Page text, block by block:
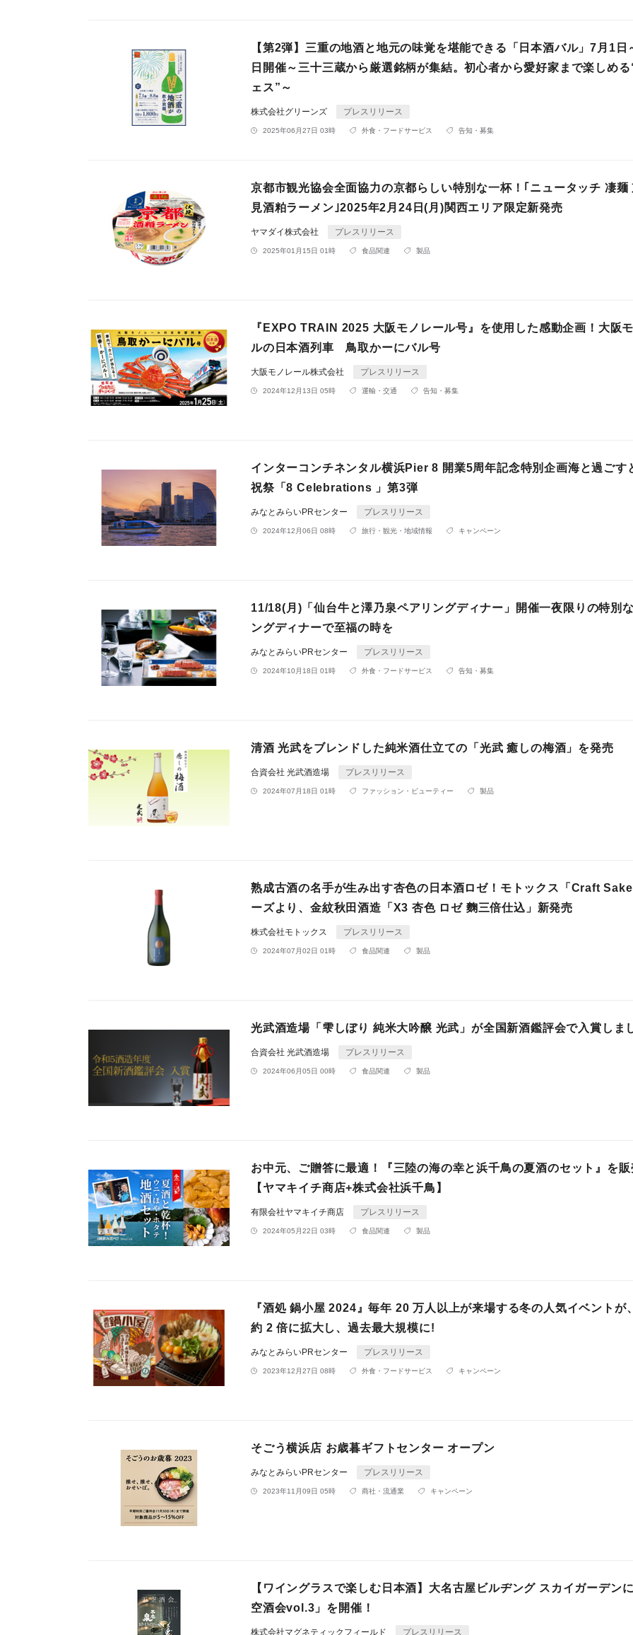
【第2弾】三重の地酒と地元の味覚を堪能できる「日本酒バル」7月1日
日開催～三十三蔵から厳選銘柄が集結。初心者から愛好家まで楽しめ
ェス”～
株式会社グリーンズ プレスリリース
2025年06月27日 03時 外食・フードサービス 告知・募集
京都市観光協会全面協力の京都らしい特別な一杯！｢ニュータッチ 凄麺
見酒粕ラーメン｣2025年2月24日(月)関西エリア限定新発売
ヤマダイ株式会社 プレスリリース
2025年01月15日 01時 食品関連 製品
『EXPO TRAIN 2025 大阪モノレール号』を使用した感動企画！大阪
ルの日本酒列車 鳥取かーにバル号
大阪モノレール株式会社 プレスリリース
2024年12月13日 05時 運輸・交通 告知・募集
インターコンチネンタル横浜Pier 8 開業5周年記念特別企画海と過ごす
祝祭「8 Celebrations 」第3弾
みなとみらいPRセンター プレスリリース
2024年12月06日 08時 旅行・観光・地域情報 キャンペーン
11/18(月)「仙台牛と澤乃泉ペアリングディナー」開催一夜限りの特別
ングディナーで至福の時を
みなとみらいPRセンター プレスリリース
2024年10月18日 01時 外食・フードサービス 告知・募集
清酒 光武をブレンドした純米酒仕立ての「光武 癒しの梅酒」を発売
合資会社 光武酒造場 プレスリリース
2024年07月18日 01時 ファッション・ビューティー 製品
熟成古酒の名手が生み出す杏色の日本酒ロゼ！モトックス「Craft
ーズより、金紋秋田酒造「X3 杏色 ロゼ 麴三倍仕込」新発売
株式会社モトックス プレスリリース
2024年07月02日 01時 食品関連 製品
光武酒造場「雫しぼり 純米大吟醸 光武」が全国新酒鑑評会で入賞しま
合資会社 光武酒造場 プレスリリース
2024年06月05日 00時 食品関連 製品
お中元、ご贈答に最適！『三陸の海の幸と浜千鳥の夏酒のセット』を
【ヤマキイチ商店+株式会社浜千鳥】
有限会社ヤマキイチ商店 プレスリリース
2024年05月22日 03時 食品関連 製品
『酒処 鍋小屋 2024』毎年 20 万人以上が来場する冬の人気イベントが
約 2 倍に拡大し、過去最大規模に!
みなとみらいPRセンター プレスリリース
2023年12月27日 08時 外食・フードサービス キャンペーン
そごう横浜店 お歳暮ギフトセンター オープン
みなとみらいPRセンター プレスリリース
2023年11月09日 05時 商社・流通業 キャンペーン
【ワイングラスで楽しむ日本酒】大名古屋ビルヂング スカイガーデン
空酒会vol.3」を開催！
株式会社マグネティックフィールド プレスリリース